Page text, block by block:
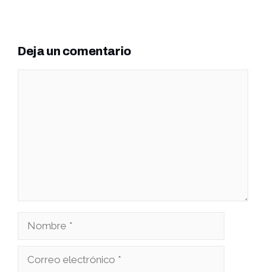
Deja un comentario
Nombre
Correo